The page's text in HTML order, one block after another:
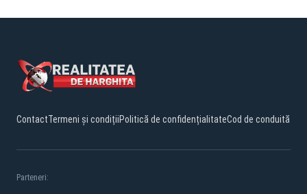
ContactTermeni și condițiiPolitică de confidențialitateCod de conduită
Parteneri: